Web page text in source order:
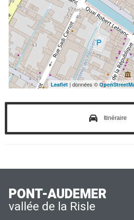
Leaflet | données ©
Itinéraire
PONT-AUDEMER
vallée de la Risle